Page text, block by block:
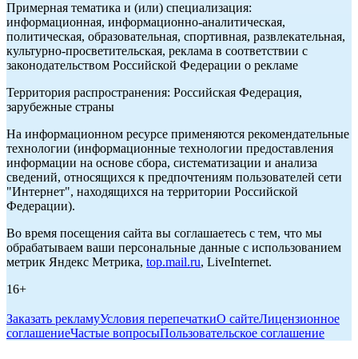
Примерная тематика и (или) специализация:
информационная, информационно-аналитическая,
политическая, образовательная, спортивная, развлекательная,
культурно-просветительская, реклама в соответствии с
законодательством Российской Федерации о рекламе
Территория распространения: Российская Федерация,
зарубежные страны
На информационном ресурсе применяются рекомендательные
технологии (информационные технологии предоставления
информации на основе сбора, систематизации и анализа
сведений, относящихся к предпочтениям пользователей сети
"Интернет", находящихся на территории Российской
Федерации).
Во время посещения сайта вы соглашаетесь с тем, что мы
обрабатываем ваши персональные данные с использованием
метрик Яндекс Метрика, top.mail.ru, LiveInternet.
16+
Заказать рекламуУсловия перепечаткиО сайтеЛицензионное
соглашениеЧастые вопросыПользовательское соглашение